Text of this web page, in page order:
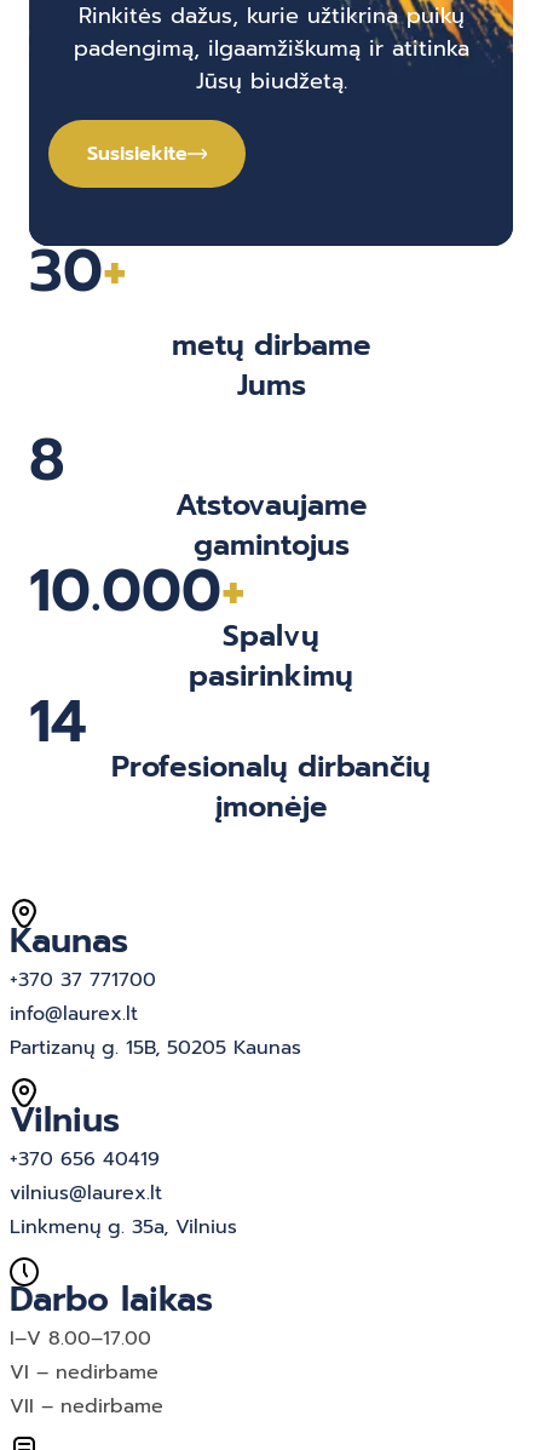
Rinkitės dažus, kurie užtikrina puikų
padengimą, ilgaamžiškumą ir atitinka
Jūsų biudžetą.
Susisiekite
30+
metų dirbame
Jums
8
Atstovaujame
gamintojus
10.000+
Spalvų
pasirinkimų
14
Profesionalų dirbančių
įmonėje
Kaunas
+370 37 771700
info@laurex.lt
Partizanų g. 15B, 50205 Kaunas
Vilnius
+370 656 40419
vilnius@laurex.lt
Linkmenų g. 35a, Vilnius
Darbo laikas
I–V 8.00–17.00
VI – nedirbame
VII – nedirbame